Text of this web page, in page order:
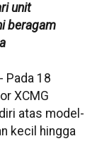
unit
beragam
Pada 18
XCMG
atas model-
kecil hingga